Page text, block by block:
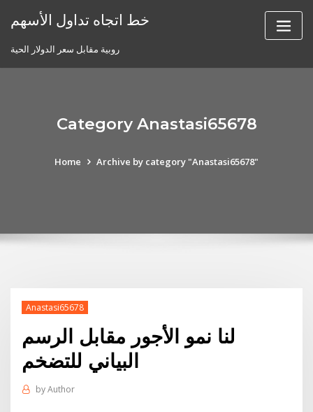
خط اتجاه تداول الأسهم
روبية مقابل سعر الدولار الحية
Category Anastasi65678
Home Archive by category "Anastasi65678"
Anastasi65678
لنا نمو الأجور مقابل الرسم
البياني للتضخم
byAuthor